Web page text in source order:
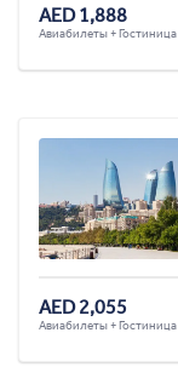
AED 1,888
Авиабилеты +
AED 2,055
Авиабилеты +